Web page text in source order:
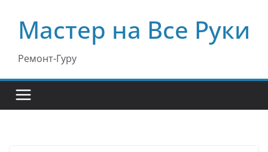
содержимому
Мастер на Все Руки
Ремонт-Гуру